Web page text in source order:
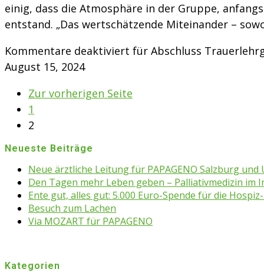
einig, dass die Atmosphäre in der Gruppe,
entstand. „Das wertschätzende Miteinander –
Kommentare deaktiviert für Abschluss
August 15, 2024
Zur vorherigen Seite
1
2
Neueste Beiträge
Neue ärztliche Leitung für PAPAGENO Salzburg und
Den Tagen mehr Leben geben – Palliativmedizin im
Ente gut, alles gut: 5.000 Euro-Spende für die
Besuch zum Lachen
Via MOZART für PAPAGENO
Kategorien